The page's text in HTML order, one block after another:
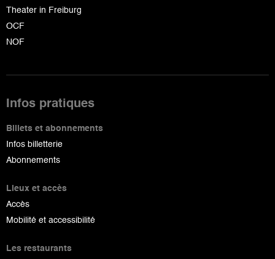
Theater in Freiburg
OCF
NOF
Infos pratiques
Billets et abonnements
Infos billetterie
Abonnements
Lieux et accès
Accès
Mobilité et accessibilité
Les restaurants